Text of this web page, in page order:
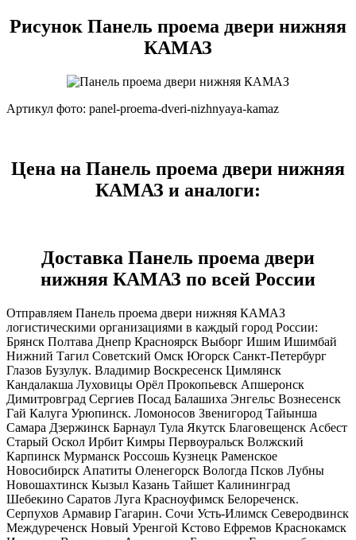
Рисунок Панель проема двери нижняя
КАМАЗ
Артикул фото: panel-proema-dveri-nizhnyaya-kamaz
Цена на Панель проема двери нижняя
КАМАЗ и аналоги:
Доставка Панель проема двери
нижняя КАМАЗ по всей России
Отправляем Панель проема двери нижняя КАМАЗ
логистическими организациями в каждый город России:
Брянск Полтава Днепр Красноярск Выборг Ишим Ишимбай
Нижний Тагил Советский Омск Югорск Санкт-Петербург
Глазов Бузулук. Владимир Воскресенск Цимлянск
Кандалакша Луховицы Орёл Прокопьевск Апшеронск
Димитровград Сергиев Посад Балашиха Энгельс Вознесенск
Гай Калуга Урюпинск. Ломоносов Звенигород Тайынша
Самара Дзержинск Барнаул Тула Якутск Благовещенск Асбест
Старый Оскол Ирбит Кимры Первоуральск Волжский
Карпинск Мурманск Россошь Кузнецк Раменское
Новосибирск Апатиты Оленегорск Вологда Псков Лубны
Новошахтинск Кызыл Казань Тайшет Калининград
Шебекино Саратов Луга Красноуфимск Белореченск.
Серпухов Армавир Гагарин. Сочи Усть-Илимск Северодвинск
Междуреченск Новый Уренгой Кстово Ефремов Краснокамск